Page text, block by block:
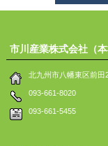
市川産業株式会社（本
北九州市八幡東区前田
093-661-8020
093-661-5455